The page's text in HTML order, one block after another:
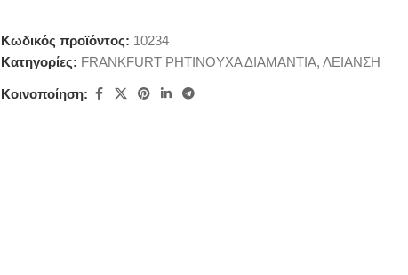
Κωδικός προϊόντος: 10234
Κατηγορίες: FRANKFURT ΡΗΤΙΝΟΥΧΑ ΔΙΑΜΑΝΤΙΑ, ΛΕΙΑΝΣΗ
Κοινοποίηση: